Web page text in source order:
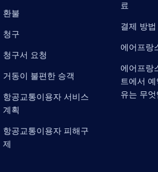
환불
청구
청구서 요청
거동이 불편한 승객
항공교통이용자 서비스
계획
항공교통이용자 피해구
제
료
결제 방법
에어프랑
에어프랑
트에서
유는 무